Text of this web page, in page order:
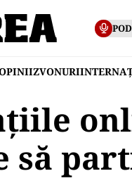
ZVONURI
să